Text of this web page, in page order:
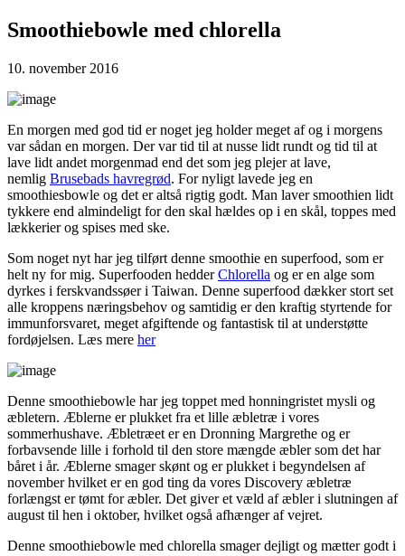
Smoothiebowle med chlorella
10. november 2016
En morgen med god tid er noget jeg holder meget af og i morgens
var sådan en morgen. Der var tid til at nusse lidt rundt og tid til at
lave lidt andet morgenmad end det som jeg plejer at lave,
nemlig Brusebads havregrød. For nyligt lavede jeg en
smoothiesbowle og det er altså rigtig godt. Man laver smoothien lidt
tykkere end almindeligt for den skal hældes op i en skål, toppes med
lækkerier og spises med ske.
Som noget nyt har jeg tilført denne smoothie en superfood, som er
helt ny for mig. Superfooden hedderChlorella og er en alge som
dyrkes i ferskvandssøer i Taiwan. Denne superfood dækker stort set
alle kroppens næringsbehov og samtidig er den kraftig styrtende for
immunforsvaret, meget afgiftende og fantastisk til at understøtte
fordøjelsen. Læs mere her
Denne smoothiebowle har jeg toppet med honningristet mysli og
æbletern. Æblerne er plukket fra et lille æbletræ i vores
sommerhushave. Æbletræet er en Dronning Margrethe og er
forbavsende lille i forhold til den store mængde æbler som det har
båret i år. Æblerne smager skønt og er plukket i begyndelsen af
november hvilket er en god ting da vores Discovery æbletræ
forlængst er tømt for æbler. Det giver et væld af æbler i slutningen af
august til hen i oktober, hvilket også afhænger af vejret.
Denne smoothiebowle med chlorella smager dejligt og mætter godt i